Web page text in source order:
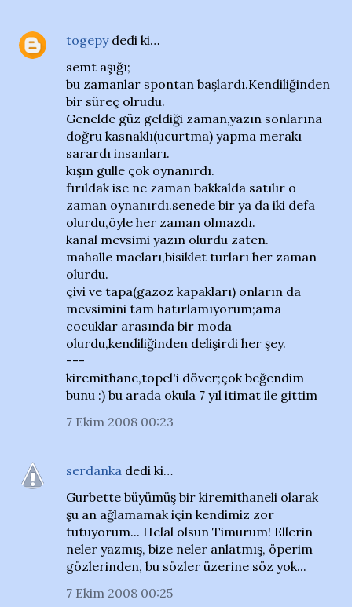
togepydedi ki…
semt aşığı;
bu zamanlar spontan başlardı.Kendiliğinden
bir süreç olrudu.
Genelde güz geldiği zaman,yazın sonlarına
doğru kasnaklı(ucurtma) yapma merakı
sarardı insanları.
kışın gulle çok oynanırdı.
fırıldak ise ne zaman bakkalda satılır o
zaman oynanırdı.senede bir ya da iki defa
olurdu,öyle her zaman olmazdı.
kanal mevsimi yazın olurdu zaten.
mahalle macları,bisiklet turları her zaman
olurdu.
çivi ve tapa(gazoz kapakları) onların da
mevsimini tam hatırlamıyorum;ama
cocuklar arasında bir moda
olurdu,kendiliğinden delişirdi her şey.
---
kiremithane,topel'i döver;çok beğendim
bunu :) bu arada okula 7 yıl itimat ile gittim
7 Ekim 2008 00:23
serdanka dedi ki…
Gurbette büyümüş bir kiremithaneli olarak
şu an ağlamamak için kendimiz zor
tutuyorum... Helal olsun Timurum! Ellerin
neler yazmış, bize neler anlatmış, öperim
gözlerinden, bu sözler üzerine söz yok...
7 Ekim 2008 00:25